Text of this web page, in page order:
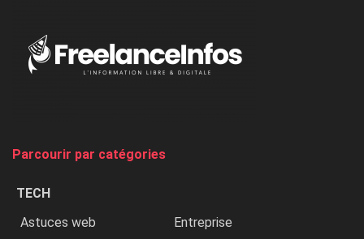
Nigeria,
Parcourir par catégories
TECH
Astuces web
Entreprise